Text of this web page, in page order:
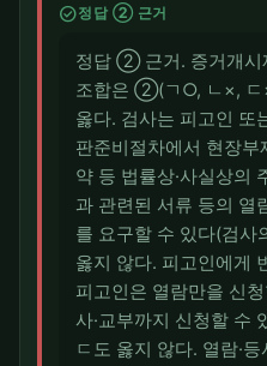
check_circle정답 ② 근거
정답 ② 근거. 증거개시
조합은 ②(ㄱ○, ㄴ×, ㄷ
옳다. 검사는 피고인 또
판준비절차에서 현장부
약 등 법률상·사실상의
과 관련된 서류 등의 열
를 요구할 수 있다(검사
옳지 않다. 피고인에게
피고인은 열람만을 신
사·교부까지 신청할 수
ㄷ도 옳지 않다. 열람·